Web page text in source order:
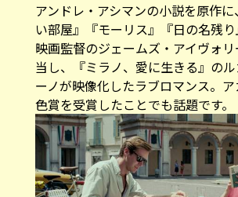
アンドレ・アシマンの小説を原作
い部屋』『モーリス』『日の名残
映画監督のジェームズ・アイヴォ
当し、『ミラノ、愛に生きる』の
ーノが映像化したラブロマンス。
色賞を受賞したことでも話題です。